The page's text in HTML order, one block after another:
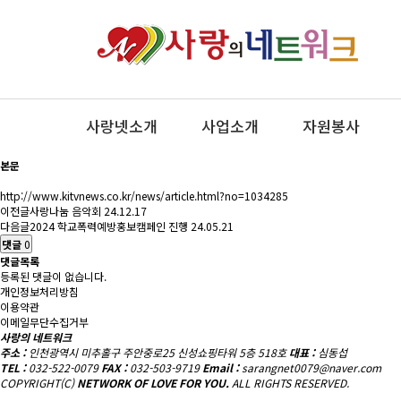
사랑넷소개 사업소개 자원봉사
이원의료재단과 함께하는 사랑의 추석명절 음식 나누기
최고관리자
24-09-25 12:21
본문
http://www.kitvnews.co.kr/news/article.html?no=1034285
이전글사랑나눔 음악회 24.12.17
다음글2024 학교폭력예방홍보캠페인 진행 24.05.21
댓글0
댓글목록
등록된 댓글이 없습니다.
개인정보처리방침
이용약관
이메일무단수집거부
사랑의 네트워크
주소 : 인천광역시 미추홀구 주안중로25 신성쇼핑타워 5층 518호대표 : 심동섭
TEL :032-522-0079 FAX :032-503-9719 Email :sarangnet0079@naver.com
COPYRIGHT(C)NETWORK OF LOVE FOR YOU.ALL RIGHTS RESERVED.